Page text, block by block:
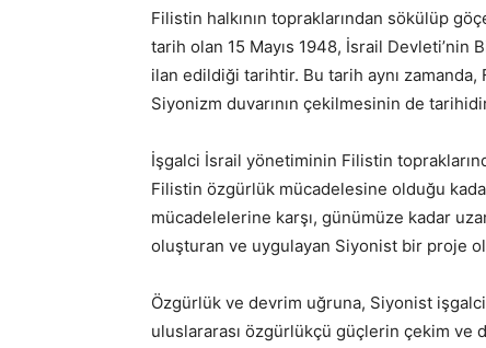
Filistin halkının topraklarından sökülüp
tarih olan 15 Mayıs 1948, İsrail
ilan edildiği tarihtir. Bu tarih aynı zamanda,
Siyonizm duvarının çekilmesinin de
İşgalci İsrail yönetiminin Filistin
Filistin özgürlük mücadelesine olduğu
mücadelelerine karşı, günümüze kadar
oluşturan ve uygulayan Siyonist bir proje
Özgürlük ve devrim uğruna, Siyonist
uluslararası özgürlükçü güçlerin çekim